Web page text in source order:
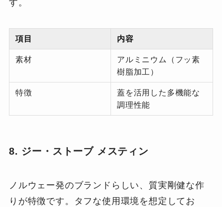
す。
項目 内容
素材
アルミニウム（フッ素
樹脂加工）
特徴
蓋を活用した多機能な
調理性能
8. ジー・ストーブ メスティン
ノルウェー発のブランドらしい、質実剛健な作
りが特徴です。タフな使用環境を想定してお